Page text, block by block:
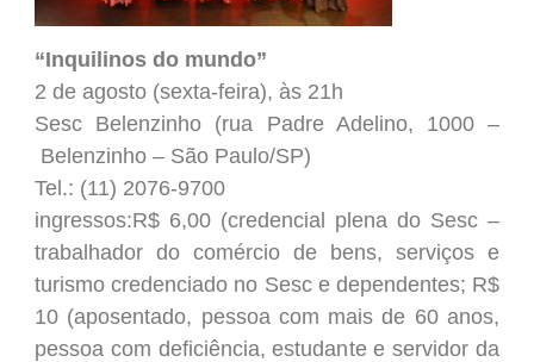
“Inquilinos do mundo”
2 de agosto (sexta-feira), às 21h
Sesc Belenzinho (rua Padre Adelino, 1000 –
Belenzinho – São Paulo/SP)
Tel.: (11) 2076-9700
ingressos:R$ 6,00 (credencial plena do Sesc –
trabalhador do comércio de bens, serviços e
turismo credenciado no Sesc e dependentes; R$
10 (aposentado, pessoa com mais de 60 anos,
pessoa com deficiência, estudante e servidor da